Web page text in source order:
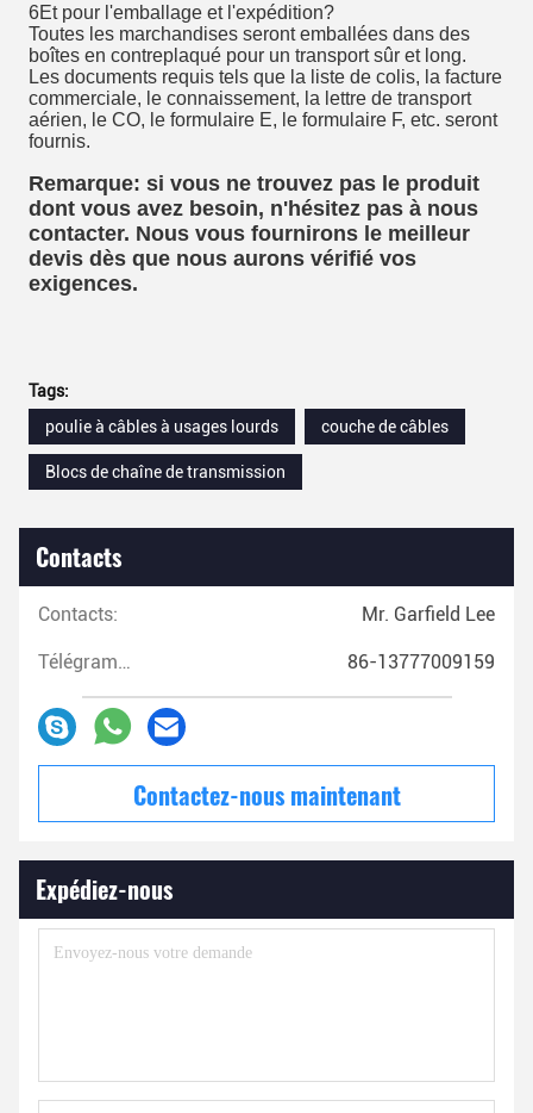
6Et pour l'emballage et l'expédition?
Toutes les marchandises seront emballées dans des
boîtes en contreplaqué pour un transport sûr et long.
Les documents requis tels que la liste de colis, la facture
commerciale, le connaissement, la lettre de transport
aérien, le CO, le formulaire E, le formulaire F, etc. seront
fournis.
Remarque: si vous ne trouvez pas le produit
dont vous avez besoin, n'hésitez pas à nous
contacter. Nous vous fournirons le meilleur
devis dès que nous aurons vérifié vos
exigences.
Tags:
poulie à câbles à usages lourds
couche de câbles
Blocs de chaîne de transmission
Contacts
Contacts: Mr. Garfield Lee
Télégramme: 86-13777009159
Contactez-nous maintenant
Expédiez-nous